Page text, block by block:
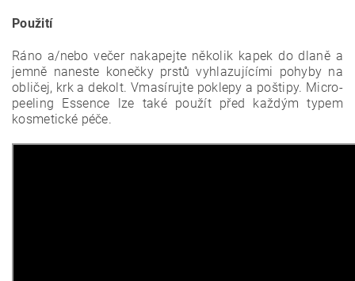
Použití
Ráno a/nebo večer nakapejte několik kapek do dlaně a
jemně naneste konečky prstů vyhlazujícími pohyby na
obličej, krk a dekolt. Vmasírujte poklepy a poštipy. Micro-
peeling Essence lze také použít před každým typem
kosmetické péče.